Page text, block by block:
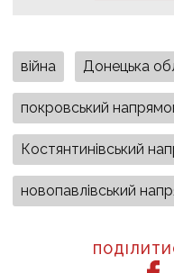
війна Донецька
покровський
Костянтинівський
новопавлівський